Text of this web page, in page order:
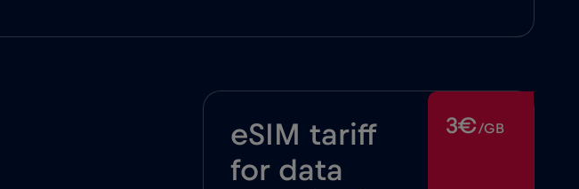
eSIM tariff
for data
3€/GB